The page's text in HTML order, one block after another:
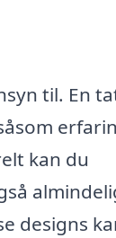
til. En
kan du
designs